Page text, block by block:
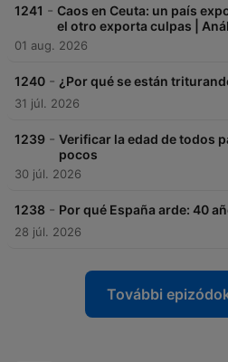
1241 - Caos en Ceuta: un país
el otro exporta culpas |
01 aug. 2026
1240 - ¿Por qué se están
31 júl. 2026
1239 - Verificar la edad de todos
pocos
30 júl. 2026
1238 - Por qué España arde: 40
28 júl. 2026
További